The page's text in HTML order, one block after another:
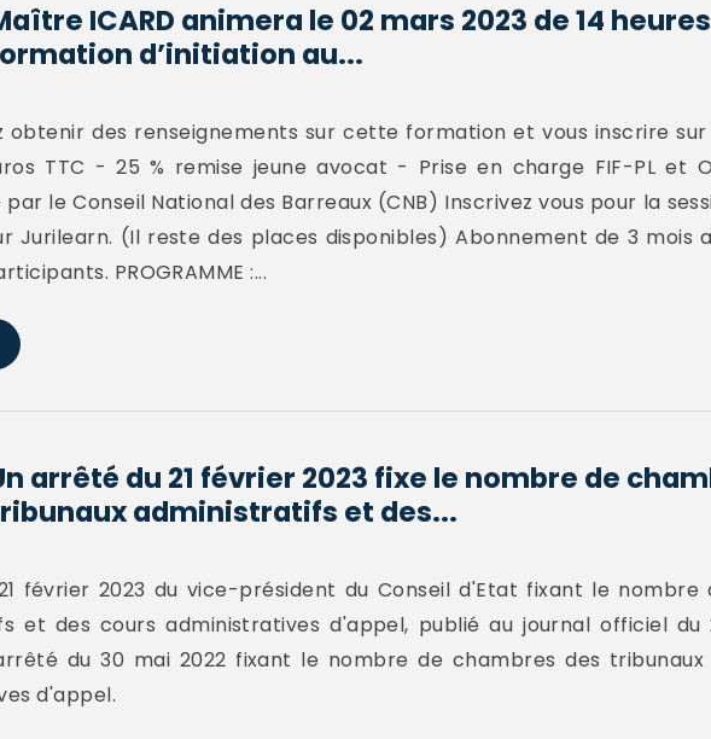
ICARD animera le 02 mars 2023 de 14
d’initiation au...
obtenir des renseignements sur cette formation et vous inscrire
TTC - 25 % remise jeune avocat - Prise en charge FIF-PL et
le Conseil National des Barreaux (CNB) Inscrivez vous pour la
Jurilearn. (Il reste des places disponibles) Abonnement de 3 mois
PROGRAMME :...
arrêté du 21 février 2023 fixe le nombre de
administratifs et des...
février 2023 du vice-président du Conseil d'Etat fixant le
et des cours administratives d'appel, publié au journal officiel
du 30 mai 2022 fixant le nombre de chambres des
d'appel.